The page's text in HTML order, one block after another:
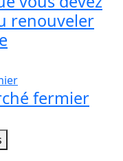
renouveler
fermier